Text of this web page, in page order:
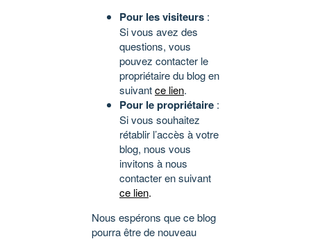
Pour les visiteurs :
Si vous avez des
questions, vous
pouvez contacter le
propriétaire du blog en
suivantce lien.
Pour le propriétaire :
Si vous souhaitez
rétablir l’accès à votre
blog, nous vous
invitons à nous
contacter en suivant
ce lien.
Nous espérons que ce blog
pourra être de nouveau